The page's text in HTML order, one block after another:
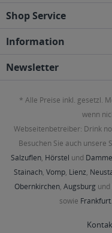
Shop Service
Information
Newsletter
* Alle Preise inkl. gesetzl.
wenn
Webseitenbetreiber: Drink
Besuchen Sie auch unsere
Salzuflen, Hörstel und Damme
Stainach, Vomp, Lienz,
Obernkirchen, Augsburg und
sowie Frankfurt